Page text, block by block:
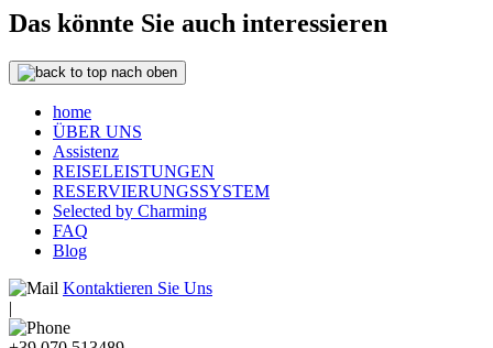
Das könnte Sie auch interessieren
nach oben
home
ÜBER UNS
Assistenz
REISELEISTUNGEN
RESERVIERUNGSSYSTEM
Selected by Charming
FAQ
Blog
Kontaktieren Sie Uns
|